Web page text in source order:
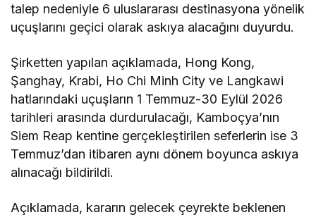
talep nedeniyle 6 uluslararası destinasyona yönelik
uçuşlarını geçici olarak askıya alacağını duyurdu.
Şirketten yapılan açıklamada, Hong Kong,
Şanghay, Krabi, Ho Chi Minh City ve Langkawi
hatlarındaki uçuşların 1 Temmuz-30 Eylül 2026
tarihleri arasında durdurulacağı, Kamboçya’nın
Siem Reap kentine gerçekleştirilen seferlerin ise 3
Temmuz’dan itibaren aynı dönem boyunca askıya
alınacağı bildirildi.
Açıklamada, kararın gelecek çeyrekte beklenen